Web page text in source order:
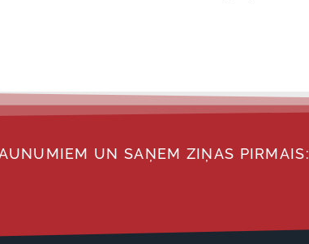
UN SAŅEM ZIŅAS PIRMAIS: